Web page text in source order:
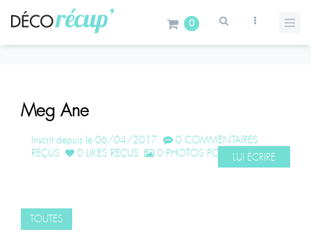
0
Meg Ane
Inscrit depuis le 06/04/2017
0 COMMENTAIRES
REÇUS
0 LIKES REÇUS 0 PHOTOS POSTÉESLUI ÉCRIRE
TOUTES